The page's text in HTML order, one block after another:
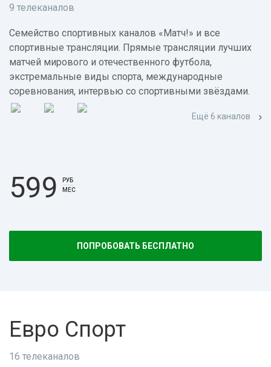
9 телеканалов
Семейство спортивных каналов «Матч!» и все
спортивные трансляции. Прямые трансляции лучших
матчей мирового и отечественного футбола,
экстремальные виды спорта, международные
соревнования, интервью со спортивными звёздами.
Ещё 6 каналов
599
РУБ
МЕС
ПОПРОБОВАТЬ БЕСПЛАТНО
Евро Спорт
16 телеканалов